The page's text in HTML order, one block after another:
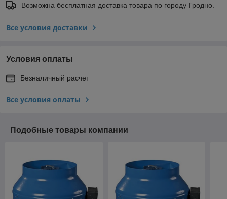
Возможна бесплатная доставка товара по городу Гродно.
Все условия доставки
Условия оплаты
Безналичный расчет
Все условия оплаты
Подобные товары компании